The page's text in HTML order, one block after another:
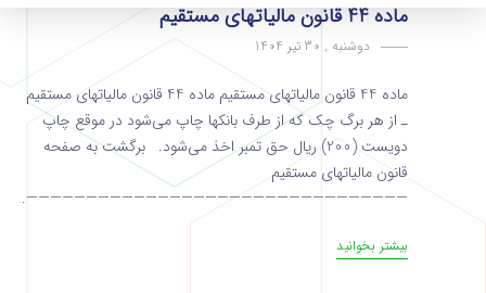
ماده 44 قانون مالیاتهای مستقیم
دوشنبه , 30 تیر 1404
ماده 44 قانون مالیاتهای مستقیم ماده 44 قانون مالیاتهای مستقیم
ـ از هر برگ چک که از طرف بانکها چاپ می‌شود در موقع چاپ
دویست (200) ریال حق تمبر اخذ می‌شود. برگشت به صفحه
قانون مالیاتهای مستقیم
————————————————————————————————...
بیشتر بخوانید